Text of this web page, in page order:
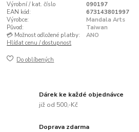
Výrobní / kat. číslo
090197
EAN kód:
673143801997
Výrobce:
Mandala Arts
Původ:
Taiwan
💳 Možnost odložené platby:
ANO
Hlídat cenu / dostupnost
Do oblíbených
Dárek ke každé objednávce
již od 500,-Kč
Doprava zdarma